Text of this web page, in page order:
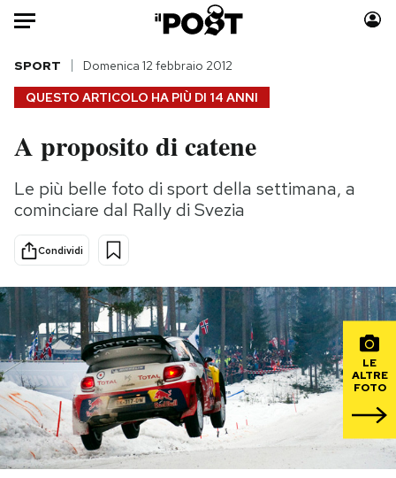
Auto
HOME
Italia
Politica
Internet
Cultura
Economia
Sport
Moda
Consumismi
Europa
Altrecose
Mondiali calcio 2026
PODCAST
QUESTO ARTICOLO HA PIÙ DI 14 ANNI
SPORT Domenica 12 febbraio 2012
A proposito di catene
Le più belle foto di sport della settimana, a
cominciare dal Rally di Svezia
Condividi
LE
ALTRE
FOTO